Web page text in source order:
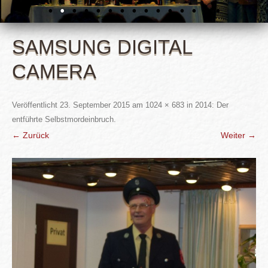
SAMSUNG DIGITAL
CAMERA
Veröffentlicht 23. September 2015 am 1024 × 683 in 2014: Der
entführte Selbstmordeinbruch.
← Zurück Weiter →